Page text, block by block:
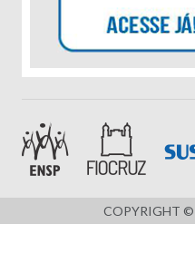
COPYRIGHT ©